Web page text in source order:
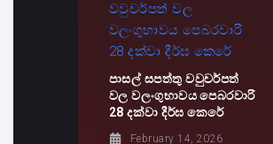
පාසල් සපත්තු වවුචර්පත්
වල වලංගුභාවය පෙබරවාරි
28 දක්වා දීර්ඝ කෙරේ
February 14, 2026